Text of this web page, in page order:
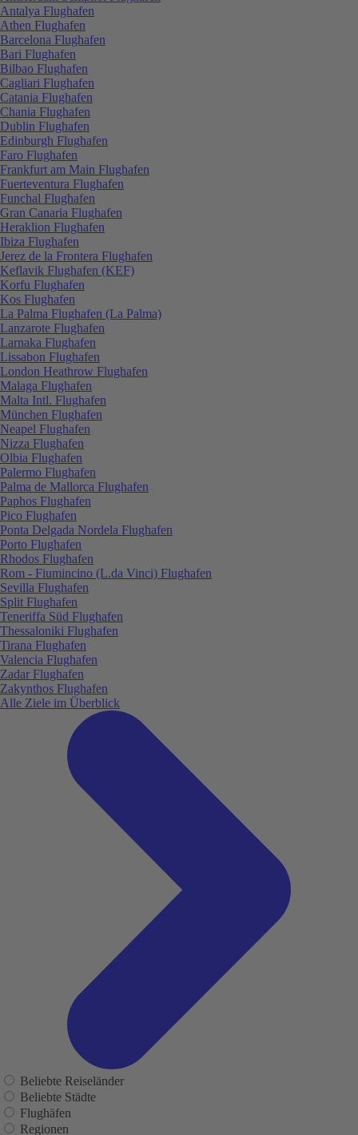
Antalya Flughafen
Athen Flughafen
Barcelona Flughafen
Bari Flughafen
Bilbao Flughafen
Cagliari Flughafen
Catania Flughafen
Chania Flughafen
Dublin Flughafen
Edinburgh Flughafen
Faro Flughafen
Frankfurt am Main Flughafen
Fuerteventura Flughafen
Funchal Flughafen
Gran Canaria Flughafen
Heraklion Flughafen
Ibiza Flughafen
Jerez de la Frontera Flughafen
Keflavik Flughafen (KEF)
Korfu Flughafen
Kos Flughafen
La Palma Flughafen (La Palma)
Lanzarote Flughafen
Larnaka Flughafen
Lissabon Flughafen
London Heathrow Flughafen
Malaga Flughafen
Malta Intl. Flughafen
München Flughafen
Neapel Flughafen
Nizza Flughafen
Olbia Flughafen
Palermo Flughafen
Palma de Mallorca Flughafen
Paphos Flughafen
Pico Flughafen
Ponta Delgada Nordela Flughafen
Porto Flughafen
Rhodos Flughafen
Rom - Fiumincino (L.da Vinci) Flughafen
Sevilla Flughafen
Split Flughafen
Teneriffa Süd Flughafen
Thessaloniki Flughafen
Tirana Flughafen
Valencia Flughafen
Zadar Flughafen
Zakynthos Flughafen
Alle Ziele im Überblick
Beliebte Reiseländer
Beliebte Städte
Flughäfen
Regionen